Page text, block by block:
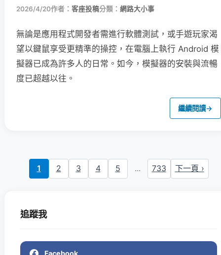
2026/4/20作者： 客座投稿分類： 網路大小事
無論是應用程式開發者需進行軟體測試，或手遊玩家渴
望以鍵鼠享受更精準的操控，在電腦上執行 Android 模
擬器已成為許多人的日常。如今，模擬器的安裝與流暢
度已超越以往。
繼續閱讀→
1 2 3 4 5 ... 733 下一頁 ›
追蹤我
Facebook